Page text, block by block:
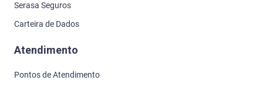
Serasa Seguros
Carteira de Dados
Atendimento
Pontos de Atendimento